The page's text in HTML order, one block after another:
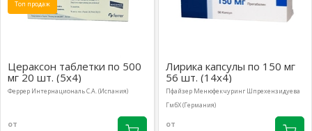
Топ продаж
Цераксон таблетки по 500
мг 20 шт. (5х4)
Феррер Интернациональ С.А. (Испания)
от
Лирика капсулы по 150 мг
56 шт. (14х4)
Пфайзер Менюфекчуринг Шпрехензидуева
ГмбХ (Германия)
от